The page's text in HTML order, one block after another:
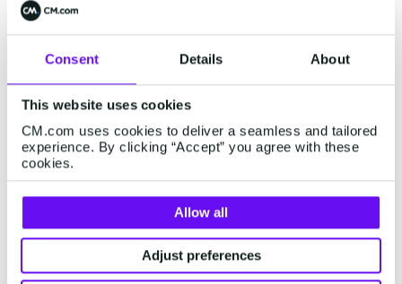
Consent Details About
This website uses cookies
CM.com uses cookies to deliver a seamless and tailored
experience. By clicking “Accept” you agree with these
cookies.
Allow all
Adjust preferences
tracking ordini
Gestione delle richieste di supporto in
Marketing
Automazione intelligente per massimizzare
l’impatto
è in grado di:
Automatizzare la segmentazione dei
clientiin base ai loro comportamenti e